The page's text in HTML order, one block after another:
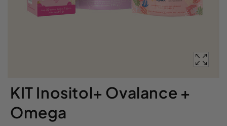
KIT Inositol+ Ovalance +
Omega